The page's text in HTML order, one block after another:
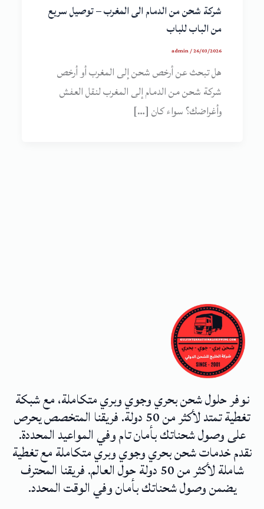
شركة شحن من الدمام الى المغرب – توصيل سريع
من الباب للباب
admin/26/03/2026
هل تبحث عن أرخص شحن إلى المغرب أو أرخص
شركة شحن من الدمام إلى المغرب لنقل العفش
وأغراضك؟ سواء كان […]
نوفر حلول شحن بحري وجوي وبري متكاملة، مع شبكة
تغطية تمتد لأكثر من 50 دولة. فريقنا المتخصص يحرص
على وصول شحناتك بأمان تام وفي المواعيد المحددة.
نقدم خدمات شحن بحري وجوي وبري متكاملة مع تغطية
شاملة لأكثر من 50 دولة حول العالم. فريقنا المحترف
يضمن وصول شحناتك بأمان وفي الوقت المحدد.